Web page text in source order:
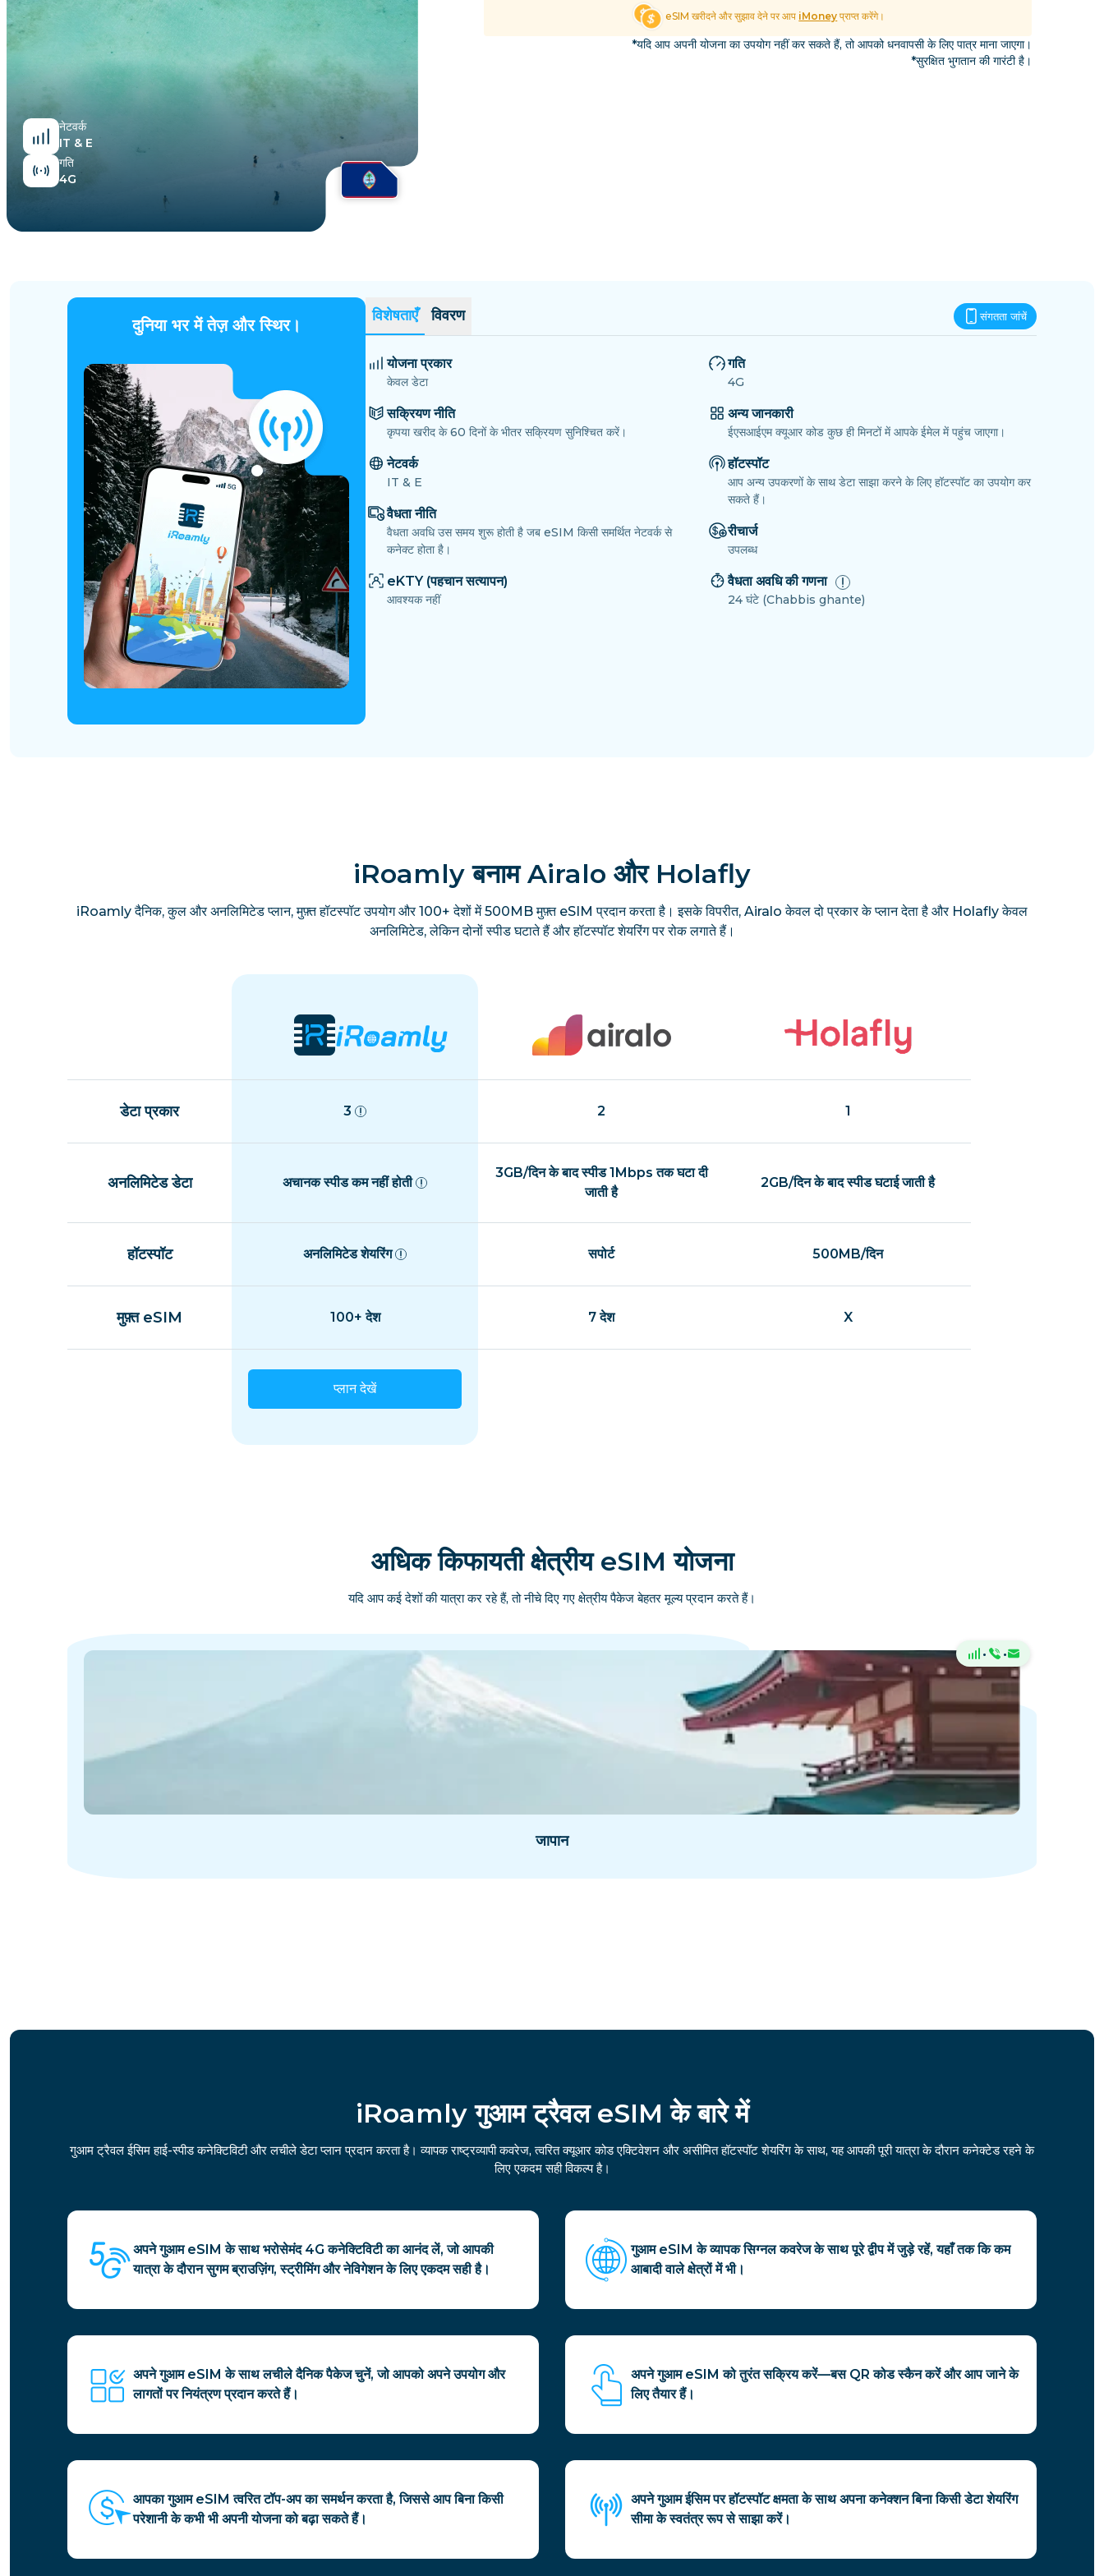
सभी गंतव्यों का अन्वेषण करें
नेटवर्क
IT & E
गति
4G
eSIM खरीदने और सुझाव देने पर आप iMoney प्राप्त करेंगे।
*यदि आप अपनी योजना का उपयोग नहीं कर सकते हैं, तो आपको धनवापसी के लिए पात्र माना जाएगा।
*सुरक्षित भुगतान की गारंटी है।
दुनिया भर में तेज़ और स्थिर। विशेषताएँ विवरण संगतता जांचें
योजना प्रकार
केवल डेटा
सक्रियण नीति
कृपया खरीद के 60 दिनों के भीतर सक्रियण सुनिश्चित करें।
नेटवर्क
IT & E
वैधता नीति
वैधता अवधि उस समय शुरू होती है जब eSIM किसी समर्थित नेटवर्क से
कनेक्ट होता है।
eKTY (पहचान सत्यापन)
आवश्यक नहीं
गति
4G
अन्य जानकारी
ईएसआईएम क्यूआर कोड कुछ ही मिनटों में आपके ईमेल में पहुंच जाएगा।
हॉटस्पॉट
आप अन्य उपकरणों के साथ डेटा साझा करने के लिए हॉटस्पॉट का उपयोग कर
सकते हैं।
रीचार्ज
उपलब्ध
वैधता अवधि की गणना
24 घंटे (Chabbis ghante)
iRoamly बनाम Airalo और Holafly
iRoamly दैनिक, कुल और अनलिमिटेड प्लान, मुफ़्त हॉटस्पॉट उपयोग और 100+ देशों में 500MB मुफ़्त eSIM प्रदान करता है। इसके विपरीत, Airalo केवल दो प्रकार के प्लान देता है और Holafly केवल
अनलिमिटेड, लेकिन दोनों स्पीड घटाते हैं और हॉटस्पॉट शेयरिंग पर रोक लगाते हैं।
डेटा प्रकार 3 2 1
अनलिमिटेड डेटा अचानक स्पीड कम नहीं होती
3GB/दिन के बाद स्पीड 1Mbps तक घटा दी
जाती है
2GB/दिन के बाद स्पीड घटाई जाती है
हॉटस्पॉट अनलिमिटेड शेयरिंग सपोर्ट 500MB/दिन
मुफ़्त eSIM 100+ देश 7 देश X
प्लान देखें
अधिक किफायती क्षेत्रीय eSIM योजना
यदि आप कई देशों की यात्रा कर रहे हैं, तो नीचे दिए गए क्षेत्रीय पैकेज बेहतर मूल्य प्रदान करते हैं।
· ·
जापान
iRoamly गुआम ट्रैवल eSIM के बारे में
गुआम ट्रैवल ईसिम हाई-स्पीड कनेक्टिविटी और लचीले डेटा प्लान प्रदान करता है। व्यापक राष्ट्रव्यापी कवरेज, त्वरित क्यूआर कोड एक्टिवेशन और असीमित हॉटस्पॉट शेयरिंग के साथ, यह आपकी पूरी यात्रा के दौरान कनेक्टेड रहने के
लिए एकदम सही विकल्प है।
अपने गुआम eSIM के साथ भरोसेमंद 4G कनेक्टिविटी का आनंद लें, जो आपकी
यात्रा के दौरान सुगम ब्राउज़िंग, स्ट्रीमिंग और नेविगेशन के लिए एकदम सही है।
गुआम eSIM के व्यापक सिग्नल कवरेज के साथ पूरे द्वीप में जुड़े रहें, यहाँ तक कि कम
आबादी वाले क्षेत्रों में भी।
अपने गुआम eSIM के साथ लचीले दैनिक पैकेज चुनें, जो आपको अपने उपयोग और
लागतों पर नियंत्रण प्रदान करते हैं।
अपने गुआम eSIM को तुरंत सक्रिय करें—बस QR कोड स्कैन करें और आप जाने के
लिए तैयार हैं।
आपका गुआम eSIM त्वरित टॉप-अप का समर्थन करता है, जिससे आप बिना किसी
परेशानी के कभी भी अपनी योजना को बढ़ा सकते हैं।
अपने गुआम ईसिम पर हॉटस्पॉट क्षमता के साथ अपना कनेक्शन बिना किसी डेटा शेयरिंग
सीमा के स्वतंत्र रूप से साझा करें।